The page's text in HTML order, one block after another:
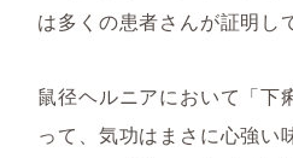
は多くの患者さんが証明し
鼠径ヘルニアにおいて「下
って、気功はまさに心強い